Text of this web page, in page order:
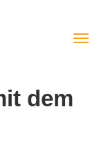
dem